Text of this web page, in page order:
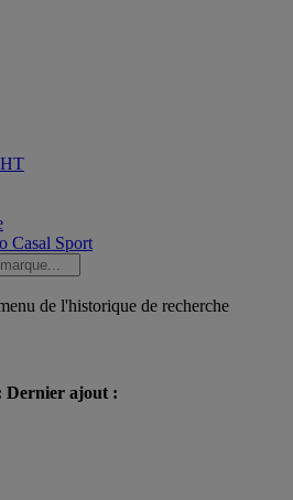
de l'historique de recherche
Dernier ajout :